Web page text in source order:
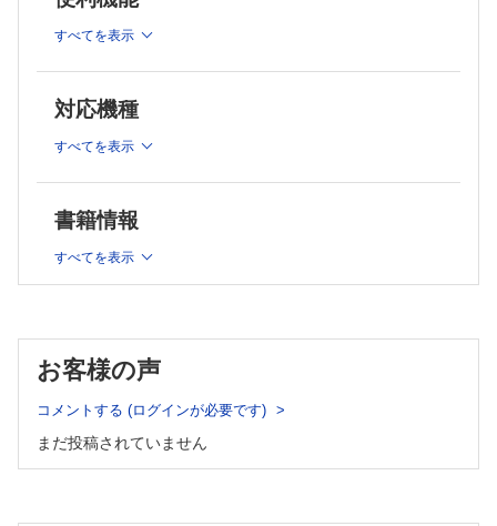
医薬品のヒト体内動態評価のためのin vitro 培養細胞の現状
石田誠一
崎浩史
テレメディシン－遠隔医療の現状と課題(18)
医学・創薬におけるビッグデータ 佐藤憲明・他
救急医学－現状と課題(9)
めざし，日本型救急診療を確立する 藤見 聡
TOPICS
薬理学・毒性学 抗精神病薬とD2 受容体シグナリング 衣斐
督和
脳神経外科学 VP シャントのための手術シミュレーション
山田茂樹
FORUM
次号予告
すべてを表示
対応機種
すべてを表示
書籍情報
すべてを表示
お客様の声
コメントする (ログインが必要です)
まだ投稿されていません